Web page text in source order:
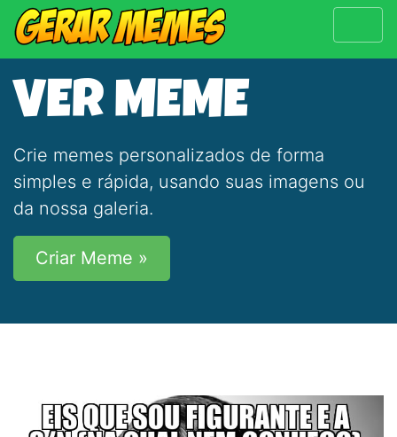
VER MEME
Crie memes personalizados de forma
simples e rápida, usando suas imagens ou
da nossa galeria.
Criar Meme »